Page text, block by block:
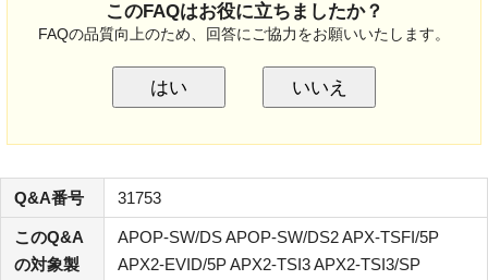
このFAQはお役に立ちましたか？
FAQの品質向上のため、回答にご協力をお願いいたします。
はい いいえ
Q&A番号 31753
このQ&A
の対象製
APOP-SW/DS APOP-SW/DS2 APX-TSFI/5P
APX2-EVID/5P APX2-TSI3 APX2-TSI3/SP